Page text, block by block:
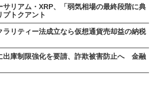
サリアム・XRP、「弱気相場の最終段階に典
プトクアント
ラリティー法成立なら仮想通貨売却益の納税
出庫制限強化を要請、詐欺被害防止へ 金融